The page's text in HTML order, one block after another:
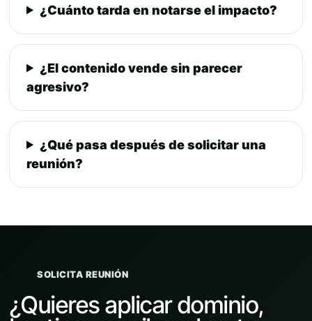
¿Cuánto tarda en notarse el impacto?
¿El contenido vende sin parecer
agresivo?
¿Qué pasa después de solicitar una
reunión?
SOLICITA REUNIÓN
¿Quieres aplicar dominio,